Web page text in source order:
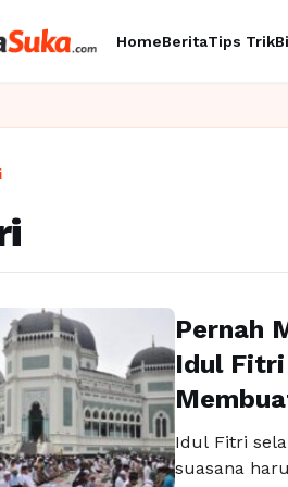
HomeBeritaTips Trik
Pernah
Idul Fitri
Idul Fitri
suasana